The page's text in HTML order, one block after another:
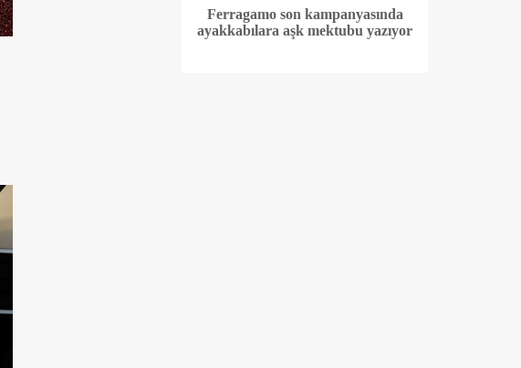
Ferragamo son kampanyasında
ayakkabılara aşk mektubu yazıyor